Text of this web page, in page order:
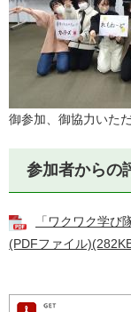
御参加、御協力いた
参加者からの
「ワクワク学
(PDFファイル